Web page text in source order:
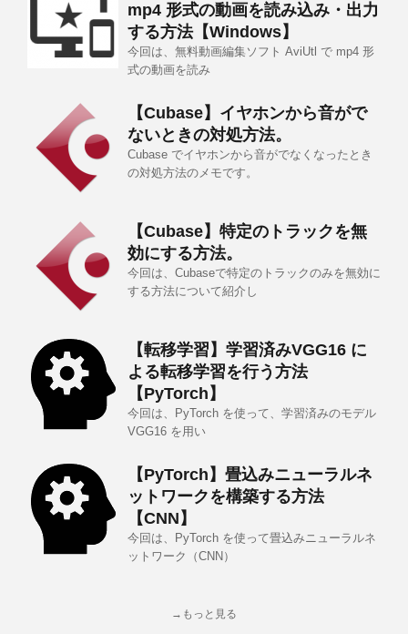
mp4 形式の動画を読み込み・出力
する方法【Windows】
今回は、無料動画編集ソフト AviUtl で mp4 形
式の動画を読み
【Cubase】イヤホンから音がで
ないときの対処方法。
Cubase でイヤホンから音がでなくなったとき
の対処方法のメモです。
【Cubase】特定のトラックを無
効にする方法。
今回は、Cubaseで特定のトラックのみを無効に
する方法について紹介し
【転移学習】学習済みVGG16 に
よる転移学習を行う方法
【PyTorch】
今回は、PyTorch を使って、学習済みのモデル
VGG16 を用い
【PyTorch】畳込みニューラルネ
ットワークを構築する方法
【CNN】
今回は、PyTorch を使って畳込みニューラルネ
ットワーク（CNN）
→もっと見る